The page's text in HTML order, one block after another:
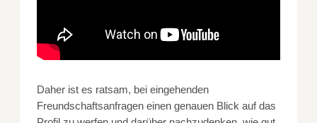
Daher ist es ratsam, bei eingehenden
Freundschaftsanfragen einen genauen Blick auf das